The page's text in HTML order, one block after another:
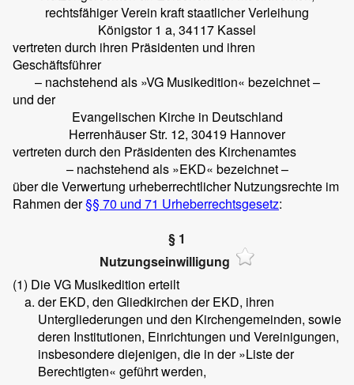
rechtsfähiger Verein kraft staatlicher Verleihung
Königstor 1 a, 34117 Kassel
vertreten durch ihren Präsidenten und ihren
Geschäftsführer
– nachstehend als »VG Musikedition« bezeichnet –
und der
Evangelischen Kirche in Deutschland
Herrenhäuser Str. 12, 30419 Hannover
vertreten durch den Präsidenten des Kirchenamtes
– nachstehend als »EKD« bezeichnet –
über die Verwertung urheberrechtlicher Nutzungsrechte im
Rahmen der§§ 70 und 71 Urheberrechtsgesetz:
§ 1
Nutzungseinwilligung
(1) Die VG Musikedition erteilt
der EKD, den Gliedkirchen der EKD, ihren
Untergliederungen und den Kirchengemeinden, sowie
deren Institutionen, Einrichtungen und Vereinigungen,
insbesondere diejenigen, die in der »Liste der
Berechtigten« geführt werden,